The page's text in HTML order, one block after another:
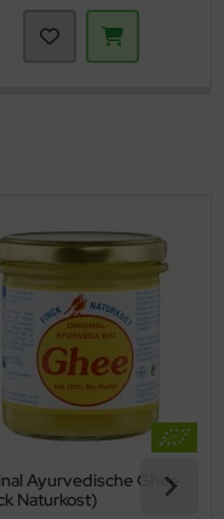
Ayurvedische Ghee
Naturkost)